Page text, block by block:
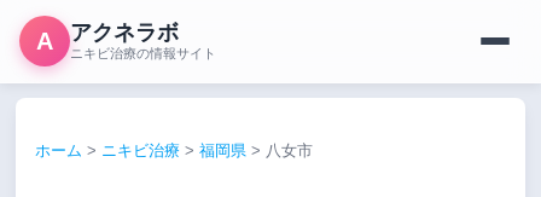
A アクネラボ
ニキビ治療の情報サイト
ホーム > ニキビ治療 >福岡県 > 八女市